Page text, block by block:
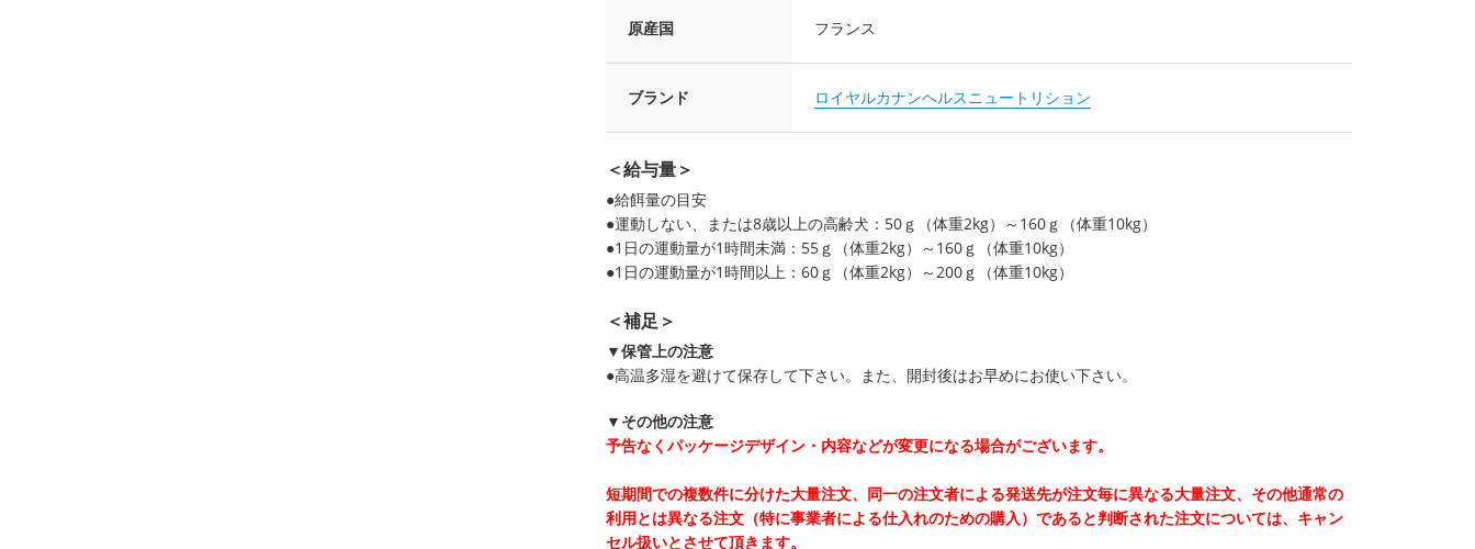
原産国 フランス
ブランド ロイヤルカナンヘルスニュートリション
＜給与量＞
●給餌量の目安
●運動しない、または8歳以上の高齢犬：50ｇ（体重2kg）～160ｇ（体重10kg）
●1日の運動量が1時間未満：55ｇ（体重2kg）～160ｇ（体重10kg）
●1日の運動量が1時間以上：60ｇ（体重2kg）～200ｇ（体重10kg）
＜補足＞
▼保管上の注意
●高温多湿を避けて保存して下さい。また、開封後はお早めにお使い下さい。
▼その他の注意
予告なくパッケージデザイン・内容などが変更になる場合がございます。
短期間での複数件に分けた大量注文、同一の注文者による発送先が注文毎に異なる大量注文、その他通常の
利用とは異なる注文（特に事業者による仕入れのための購入）であると判断された注文については、キャン
セル扱いとさせて頂きます。